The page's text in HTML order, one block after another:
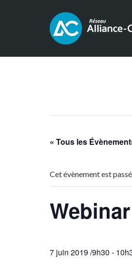
« Tous les
Cet évènement est passé
7 juin 2019 /9h30 -